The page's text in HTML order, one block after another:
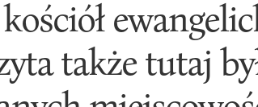
także tutaj